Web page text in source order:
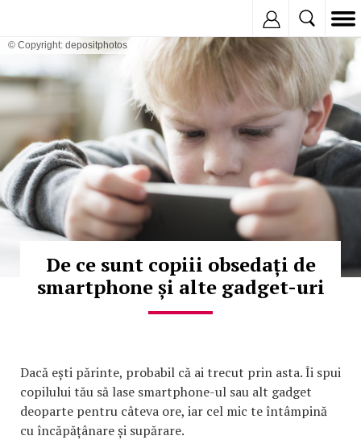
© Copyright: depositphotos
De ce sunt copiii obsedați de
smartphone și alte gadget-uri
Dacă ești părinte, probabil că ai trecut prin asta. Îi spui
copilului tău să lase smartphone-ul sau alt gadget
deoparte pentru câteva ore, iar cel mic te întâmpină
cu încăpățânare și supărare.